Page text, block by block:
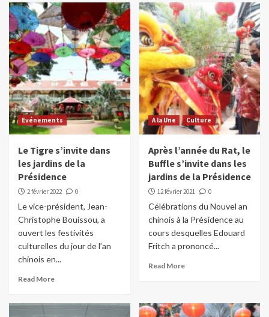
Evénements
Le Tigre s’invite dans
les jardins de la
Présidence
2 février 2022 0
Le vice-président, Jean-
Christophe Bouissou, a
ouvert les festivités
culturelles du jour de l’an
chinois en...
Read More
A la Une Culture
Après l’année du Rat, le
Buffle s’invite dans les
jardins de la Présidence
12 février 2021 0
Célébrations du Nouvel an
chinois à la Présidence au
cours desquelles Edouard
Fritch a prononcé...
Read More